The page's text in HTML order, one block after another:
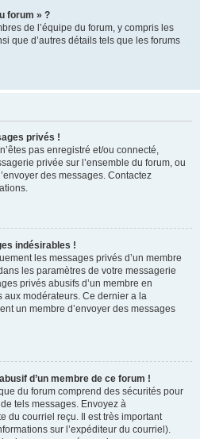
forum » ?
de l’équipe du forum, y compris les
que d’autres détails tels que les forums
privés !
pas enregistré et/ou connecté,
privée sur l’ensemble du forum, ou
des messages. Contactez
indésirables !
les messages privés d’un membre
les paramètres de votre messagerie
privés abusifs d’un membre en
aux modérateurs. Ce dernier a la
un membre d’envoyer des messages
d’un membre de ce forum !
du forum comprend des sécurités pour
tels messages. Envoyez à
du courriel reçu. Il est très important
sur l’expéditeur du courriel).